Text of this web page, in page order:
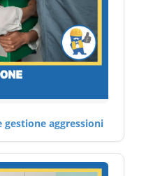
gestione aggressioni